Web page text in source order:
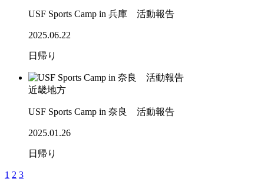
USF Sports Camp in 兵庫 活動報告
2025.06.22
日帰り
近畿地方
USF Sports Camp in 奈良 活動報告
2025.01.26
日帰り
1 2 3